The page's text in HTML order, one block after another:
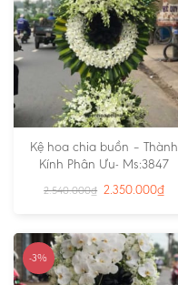
Kệ hoa chia buồn – Thành
Kính Phân Ưu- Ms:3847
2.540.000₫ 2.350.000₫
-3%